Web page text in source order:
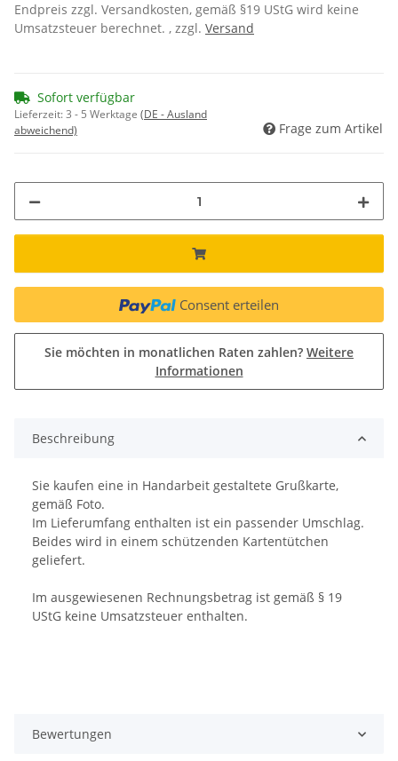
Endpreis zzgl. Versandkosten, gemäß §19 UStG wird keine
Umsatzsteuer berechnet. , zzgl. Versand
Sofort verfügbar
Lieferzeit:3 - 5 Werktage (DE - Ausland
abweichend)
Frage zum Artikel
Consent erteilen
Sie möchten in monatlichen Raten zahlen? Weitere
Informationen
Beschreibung
Sie kaufen eine in Handarbeit gestaltete Grußkarte,
gemäß Foto.
Im Lieferumfang enthalten ist ein passender Umschlag.
Beides wird in einem schützenden Kartentütchen
geliefert.
Im ausgewiesenen Rechnungsbetrag ist gemäß § 19
UStG keine Umsatzsteuer enthalten.
Bewertungen